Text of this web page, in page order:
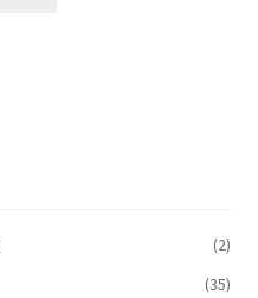
(2)
(35)